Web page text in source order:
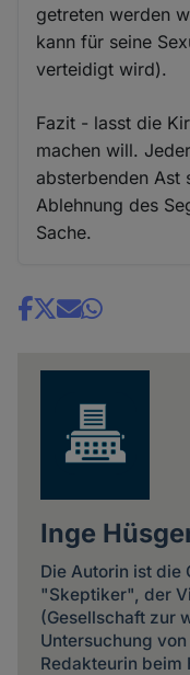
getreten werden
kann für seine
verteidigt wird).
Fazit - lasst die
machen will.
absterbenden Ast
Ablehnung des
Sache.
Share
Inge
Die Autorin ist die
"Skeptiker", der
(Gesellschaft zur
Untersuchung
Redakteurin beim